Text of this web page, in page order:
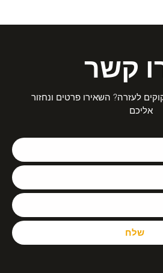
קשר
לעזרה? השאירו פרטים ונחזור
אליכם
שלח